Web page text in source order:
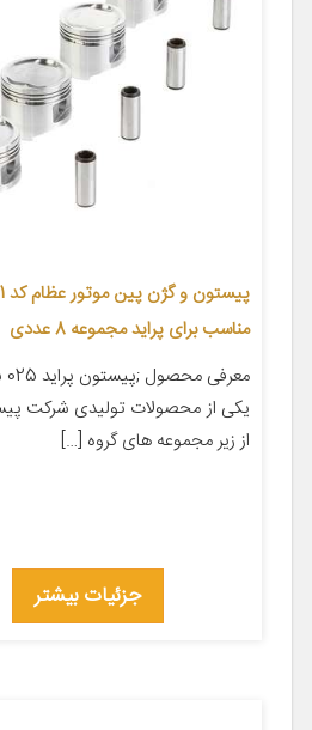
مناسب برای پراید مجموعه 8 عددی
یکی از محصولات تولیدی شرکت
از زیر مجموعه های گروه […]
جزئیات بیشتر